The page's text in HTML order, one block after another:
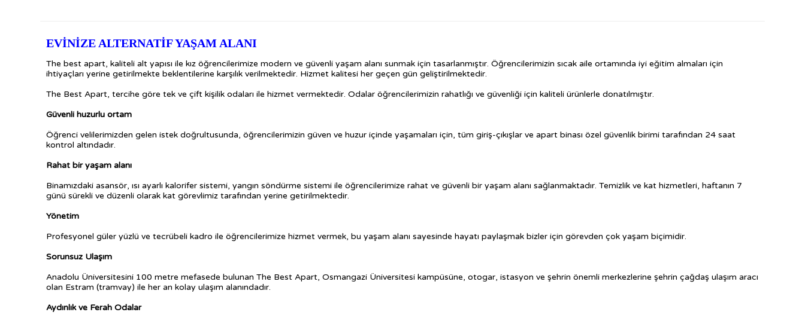
EVİNİZE ALTERNATİF YAŞAM ALANI
The best apart, kaliteli alt yapısı ile kız öğrencilerimize modern ve güvenli yaşam alanı sunmak için tasarlanmıştır. Öğrencilerimizin sıcak aile ortamında iyi eğitim almaları için
ihtiyaçları yerine getirilmekte beklentilerine karşılık verilmektedir. Hizmet kalitesi her geçen gün geliştirilmektedir.
The Best Apart, tercihe göre tek ve çift kişilik odaları ile hizmet vermektedir. Odalar öğrencilerimizin rahatlığı ve güvenliği için kaliteli ürünlerle donatılmıştır.
Güvenli huzurlu ortam
Öğrenci velilerimizden gelen istek doğrultusunda, öğrencilerimizin güven ve huzur içinde yaşamaları için, tüm giriş-çıkışlar ve apart binası özel güvenlik birimi tarafından 24 saat
kontrol altındadır.
Rahat bir yaşam alanı
Binamızdaki asansör, ısı ayarlı kalorifer sistemi, yangın söndürme sistemi ile öğrencilerimize rahat ve güvenli bir yaşam alanı sağlanmaktadır. Temizlik ve kat hizmetleri, haftanın 7
günü sürekli ve düzenli olarak kat görevlimiz tarafından yerine getirilmektedir.
Yönetim
Profesyonel güler yüzlü ve tecrübeli kadro ile öğrencilerimize hizmet vermek, bu yaşam alanı sayesinde hayatı paylaşmak bizler için görevden çok yaşam biçimidir.
Sorunsuz Ulaşım
Anadolu Üniversitesini 100 metre mefasede bulunan The Best Apart, Osmangazi Üniversitesi kampüsüne, otogar, istasyon ve şehrin önemli merkezlerine şehrin çağdaş ulaşım aracı
olan Estram (tramvay) ile her an kolay ulaşım alanındadır.
Aydınlık ve Ferah Odalar